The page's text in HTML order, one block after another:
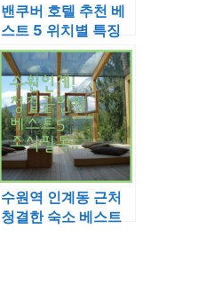
밴쿠버 호텔 추천 베
스트 5 위치별 특징
과 가성비 숙소 비교
분석
수원역 인계동 근처
청결한 숙소 베스트